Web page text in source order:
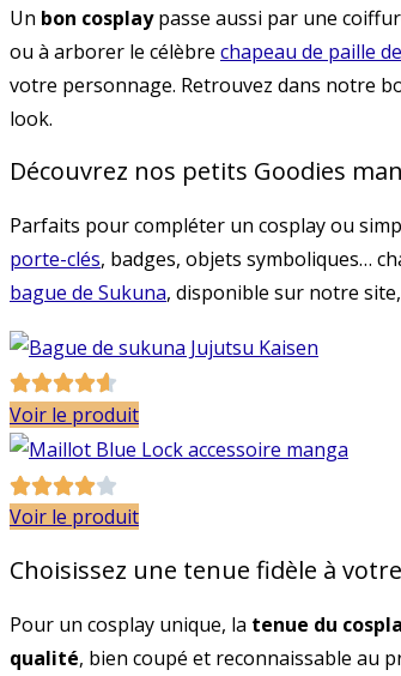
Un bon cosplaypasse aussi par une
ou à arborer le célèbre chapeau de paille
votre personnage. Retrouvez dans notre
look.
Découvrez nos petits Goodies
Parfaits pour compléter un cosplay ou
porte-clés, badges, objets symboliques…
bague de Sukuna, disponible sur notre
Voir le produit
Voir le produit
Choisissez une tenue fidèle à
Pour un cosplay unique, la tenue du
qualité, bien coupé et reconnaissable au